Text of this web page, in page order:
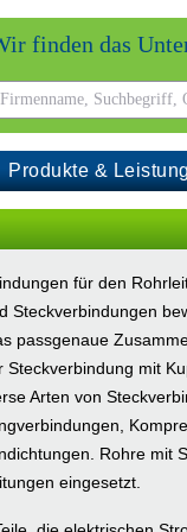
finden das
Produkte &
für den
Steckverbindungen
passgenaue
mit
Arten von
Rohre mit
eingesetzt.